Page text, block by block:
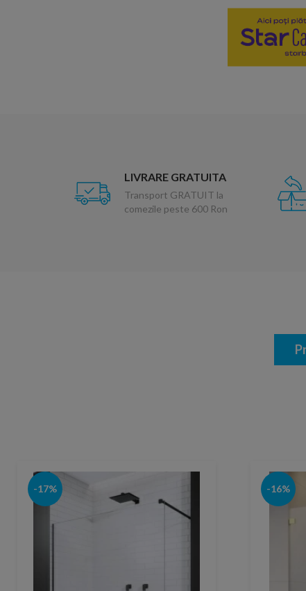
LIVRARE GRATUITA
Transport GRATUIT la
comezile peste 600 Ron
-17% -16%